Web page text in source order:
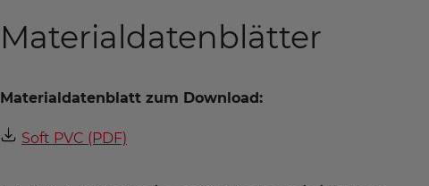
Materialdatenblätter
Materialdatenblatt zum Download:
Soft PVC (PDF)